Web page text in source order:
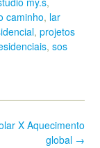
caminho, lar
, projetos
, sos
X Aquecimento
global →